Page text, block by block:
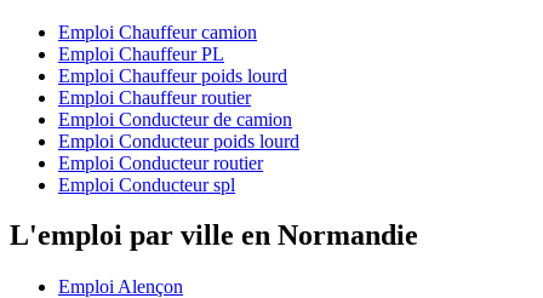
Emploi Chauffeur camion
Emploi Chauffeur PL
Emploi Chauffeur poids lourd
Emploi Chauffeur routier
Emploi Conducteur de camion
Emploi Conducteur poids lourd
Emploi Conducteur routier
Emploi Conducteur spl
L'emploi par ville en Normandie
Emploi Alençon